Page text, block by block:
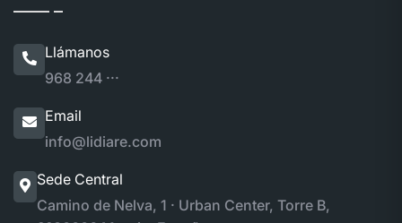
Llámanos
968 244 ···
Email
info@lidiare.com
Sede Central
Camino de Nelva, 1 · Urban Center, Torre B,